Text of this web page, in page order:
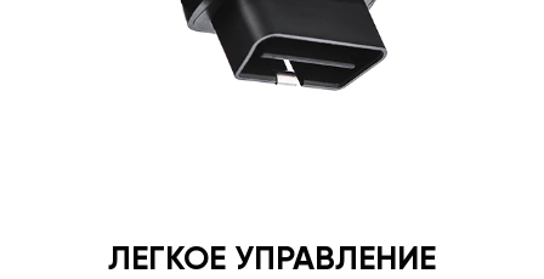
ЛЕГКОЕ УПРАВЛЕНИЕ